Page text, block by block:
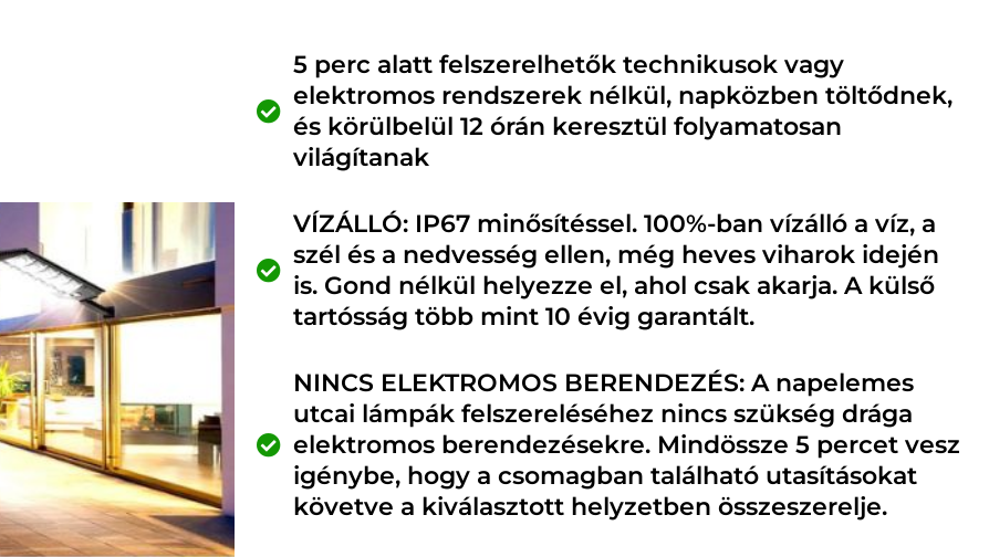
5 perc alatt felszerelhetők technikusok vagy
elektromos rendszerek nélkül, napközben töltődnek,
és körülbelül 12 órán keresztül folyamatosan
világítanak
VÍZÁLLÓ: IP67 minősítéssel. 100%-ban vízálló a víz, a
szél és a nedvesség ellen, még heves viharok idején
is. Gond nélkül helyezze el, ahol csak akarja. A külső
tartósság több mint 10 évig garantált.
NINCS ELEKTROMOS BERENDEZÉS: A napelemes
utcai lámpák felszereléséhez nincs szükség drága
elektromos berendezésekre. Mindössze 5 percet vesz
igénybe, hogy a csomagban található utasításokat
követve a kiválasztott helyzetben összeszerelje.